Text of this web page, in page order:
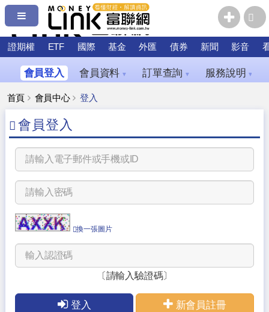
證期權 ETF 國際 基金 外匯 債券 新聞 影音
會員登入 會員資料 ▼ 訂單查詢 ▼ 服務說明 ▼
首頁 會員中心 登入
會員登入
換一張圖片
〔請輸入驗證碼〕
登入 新會員註冊